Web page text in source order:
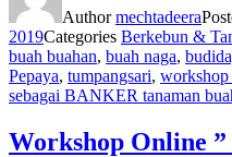
Authormechtadeera
2019Categories Berkebun &
buah buahan, buah naga,
Pepaya, tumpangsari,
sebagai BANKER tanaman
Workshop Online